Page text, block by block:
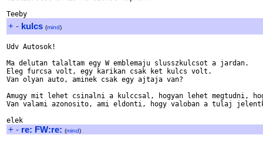
+ - kulcs (mind)
Udv Autosok!
Ma delutan talaltam egy W emblemaju slusszkulcsot a jardan.
Eleg furcsa volt, egy karikan csak ket kulcs volt.
Van olyan auto, aminek csak egy ajtaja van?
Amugy mit lehet csinalni a kulccsal, hogyan lehet megtudni,
Van valami azonosito, ami eldonti, hogy valoban a tulaj
+ - re: FW:re: (mind)